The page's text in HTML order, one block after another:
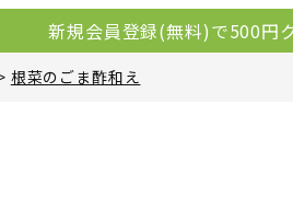
新規会員登録(無料)で500円
根菜のごま酢和え